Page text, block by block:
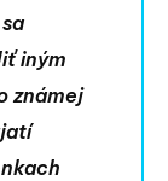
iným
známej